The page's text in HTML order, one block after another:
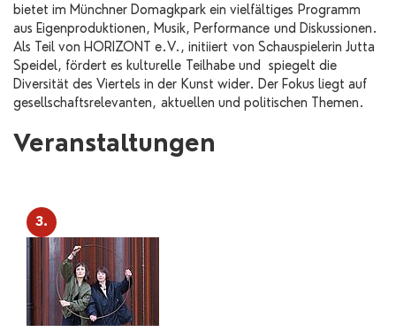
bietet im Münchner Domagkpark ein vielfältiges Programm
aus Eigenproduktionen, Musik, Performance und Diskussionen.
Als Teil von HORIZONT e.V., initiiert von Schauspielerin Jutta
Speidel, fördert es kulturelle Teilhabe und spiegelt die
Diversität des Viertels in der Kunst wider. Der Fokus liegt auf
gesellschaftsrelevanten, aktuellen und politischen Themen.
Veranstaltungen
3.